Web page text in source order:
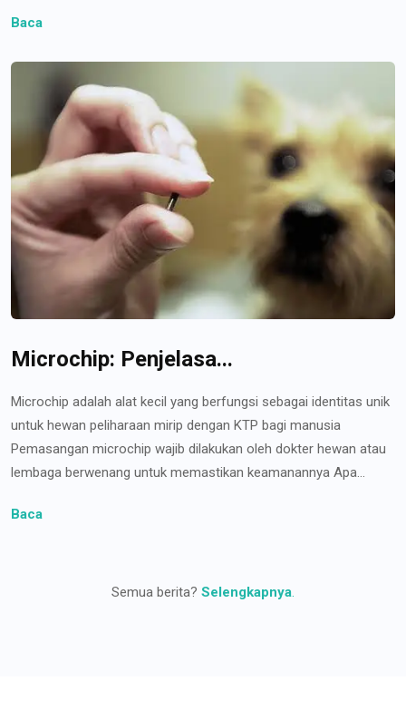
Baca
Microchip: Penjelasa...
Microchip adalah alat kecil yang berfungsi sebagai identitas unik
untuk hewan peliharaan mirip dengan KTP bagi manusia
Pemasangan microchip wajib dilakukan oleh dokter hewan atau
lembaga berwenang untuk memastikan keamanannya Apa...
Baca
Semua berita? Selengkapnya